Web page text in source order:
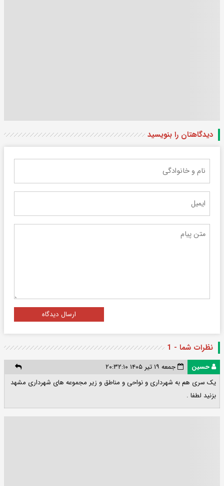
دیدگاهتان را بنویسید
ارسال دیدگاه
نظرات شما - 1
حسین
جمعه ۱۹ تیر ۱۴۰۵ ۲۰:۳۲:۱۰
یک سری هم به شهرداری و نواحی و مناطق و زیر مجموعه های شهرداری مشهد
بزنید لطفا .